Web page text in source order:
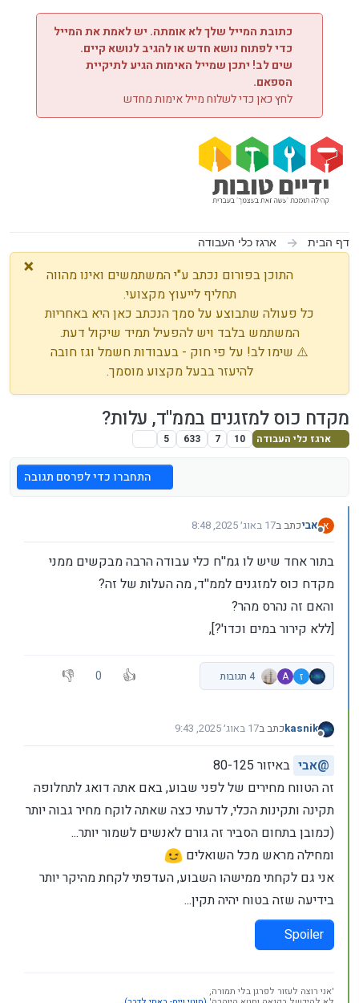
דילוג לתוכן
כתובת המייל שלך לא אומתה. יש לאמת את המייל
כדי לפתוח נושא חדש או להגיב לנושא קיים.
שים לב! יתכן שמייל האימות הגיע לתיקיית
הספאם.
לחץ כאן כדי לשלוח מייל אימות מחדש
דף הבית ארגז כלי העבודה
×
התוכן בפורום נכתב ע"י המשתמשים ואינו מהווה
תחליף לייעוץ מקצועי.
כל פעולה שתבוצע על סמך הנכתב כאן היא באחריות
המשתמש בלבד ויש להפעיל תמיד שיקול דעת.
⚠️ שימו לב! על פי חוק - בעבודות חשמל וגז חובה
להיעזר בבעל מקצוע מוסמך.
מקדח כוס למזגנים בממ''ד, עלות?
ארגז כלי העבודה 10
7
633
5
התחברו כדי לפרסם תגובה
א
מנותק
אביכתב ב17 באוג׳ 2025, 8:48
נערך לאחרונה על ידי
בתור אחד שיש לו גמ''ח כלי עבודה הרבה מבקשים ממני
מקדח כוס למזגנים לממ''ד, מה העלות של זה?
והאם זה נהרס מהר?
[ללא קירור במים וכדו'?],
ז A 4 תגובות 0
מנותק
kasnikכתב ב17 באוג׳ 2025, 9:43
נערך לאחרונה על ידי
@אבי באיזור 80-125
זה הטווח מחירים של לפני שבוע, באם אתה דואג לתחלופה
תקינה ותקינות הכלי, לדעתי כצה שאתה לוקח מחיר גבוה יותר
(כמובן בתחום הסביר זה גורם לאנשים לשמור יותר...
ומחילה מראש מכל השואלים
אני גם לקחתי ממישהו השבוע, העדפתי לקחת מהיקר יותר
בידיעה שזה בטוח יהיה תקין...
Spoiler
'אני רוצה לעזור לפרגן בלי תמורה,